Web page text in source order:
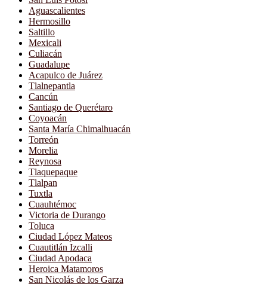
Aguascalientes
Hermosillo
Saltillo
Mexicali
Culiacán
Guadalupe
Acapulco de Juárez
Tlalnepantla
Cancún
Santiago de Querétaro
Coyoacán
Santa María Chimalhuacán
Torreón
Morelia
Reynosa
Tlaquepaque
Tlalpan
Tuxtla
Cuauhtémoc
Victoria de Durango
Toluca
Ciudad López Mateos
Cuautitlán Izcalli
Ciudad Apodaca
Heroica Matamoros
San Nicolás de los Garza